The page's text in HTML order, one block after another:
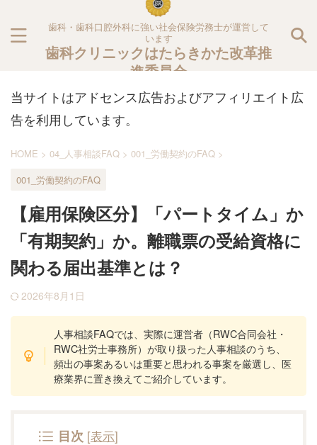
歯科・歯科口腔外科に強い社会保険労務士が運営して
います
歯科クリニックはたらきかた改革推
進委員会
当サイトはアドセンス広告およびアフィリエイト広
告を利用しています。
HOME > 04_人事相談FAQ > 001_労働契約のFAQ >
001_労働契約のFAQ
【雇用保険区分】「パートタイム」か
「有期契約」か。離職票の受給資格に
関わる届出基準とは？
2026年8月1日
人事相談FAQでは、実際に運営者（RWC合同会社・
RWC社労士事務所）が取り扱った人事相談のうち、
頻出の事案あるいは重要と思われる事案を厳選し、医
療業界に置き換えてご紹介しています。
目次 [表示]